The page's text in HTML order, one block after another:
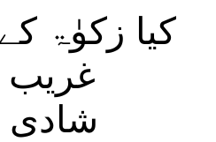
کیا زکوٰۃ
غریب
شادی